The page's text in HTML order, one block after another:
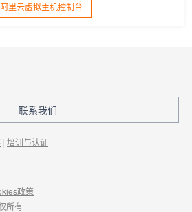
阿里云虚拟主机控制台